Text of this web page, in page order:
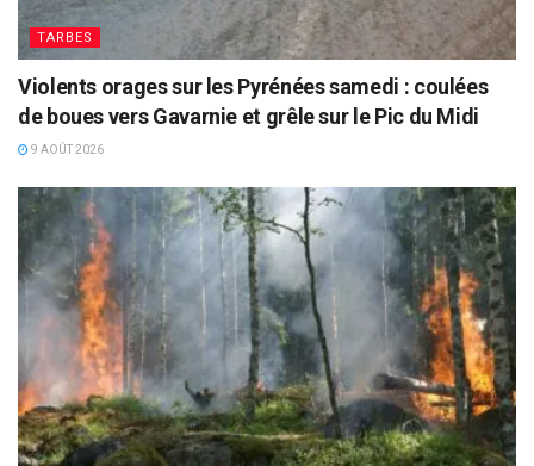
TARBES
Violents orages sur les Pyrénées samedi : coulées
de boues vers Gavarnie et grêle sur le Pic du Midi
9 AOÛT 2026